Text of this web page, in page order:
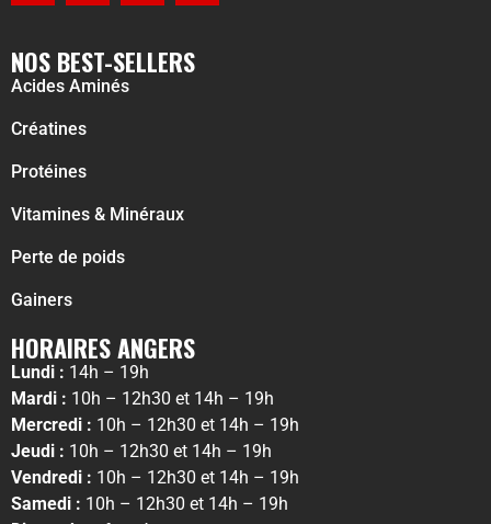
NOS BEST-SELLERS
Acides Aminés
Créatines
Protéines
Vitamines & Minéraux
Perte de poids
Gainers
HORAIRES ANGERS
Lundi : 14h – 19h
Mardi : 10h – 12h30 et 14h – 19h
Mercredi : 10h – 12h30 et 14h – 19h
Jeudi : 10h – 12h30 et 14h – 19h
Vendredi : 10h – 12h30 et 14h – 19h
Samedi : 10h – 12h30 et 14h – 19h